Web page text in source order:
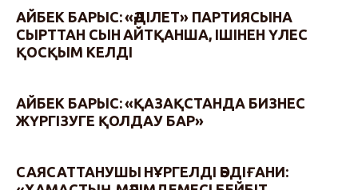
АЙБЕК БАРЫС: «ӘДІЛЕТ» ПАРТИЯСЫНА
СЫРТТАН СЫН АЙТҚАНША, ІШІНЕН ҮЛЕС
ҚОСҚЫМ КЕЛДІ
АЙБЕК БАРЫС: «ҚАЗАҚСТАНДА БИЗНЕС
ЖҮРГІЗУГЕ ҚОЛДАУ БАР»
САЯСАТТАНУШЫ НҰРГЕЛДІ ӘБДІҒАНИ: